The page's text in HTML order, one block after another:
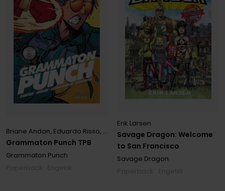
Grammaton Punch TPB
Briane Andan, Eduardo Risso, Miles Gunter
Grammaton Punch
Savage Dragon: Welcome
to San Francisco
Erik Larsen
Savage Dragon